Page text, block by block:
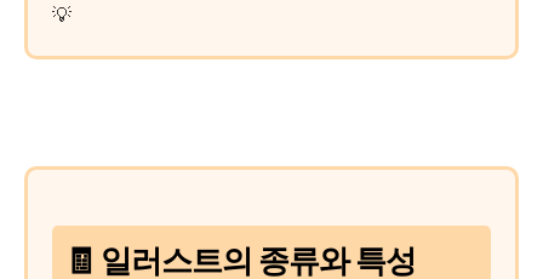
💡
🧾 일러스트의 종류와 특성